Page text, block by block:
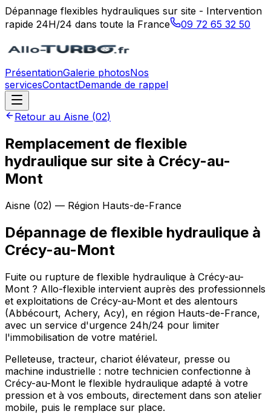
Dépannage flexibles hydrauliques sur site - Intervention
rapide 24H/24 dans toute la France
09 72 65 32 50
PrésentationGalerie photosNos
servicesContactDemande de rappel
Retour au Aisne (02)
Remplacement de flexible
hydraulique sur site à Crécy-au-
Mont
Aisne (02) — Région Hauts-de-France
Dépannage de flexible hydraulique à
Crécy-au-Mont
Fuite ou rupture de flexible hydraulique à Crécy-au-
Mont ? Allo-flexible intervient auprès des professionnels
et exploitations de Crécy-au-Mont et des alentours
(Abbécourt, Achery, Acy), en région Hauts-de-France,
avec un service d'urgence 24h/24 pour limiter
l'immobilisation de votre matériel.
Pelleteuse, tracteur, chariot élévateur, presse ou
machine industrielle : notre technicien confectionne à
Crécy-au-Mont le flexible hydraulique adapté à votre
pression et à vos embouts, directement dans son atelier
mobile, puis le remplace sur place.